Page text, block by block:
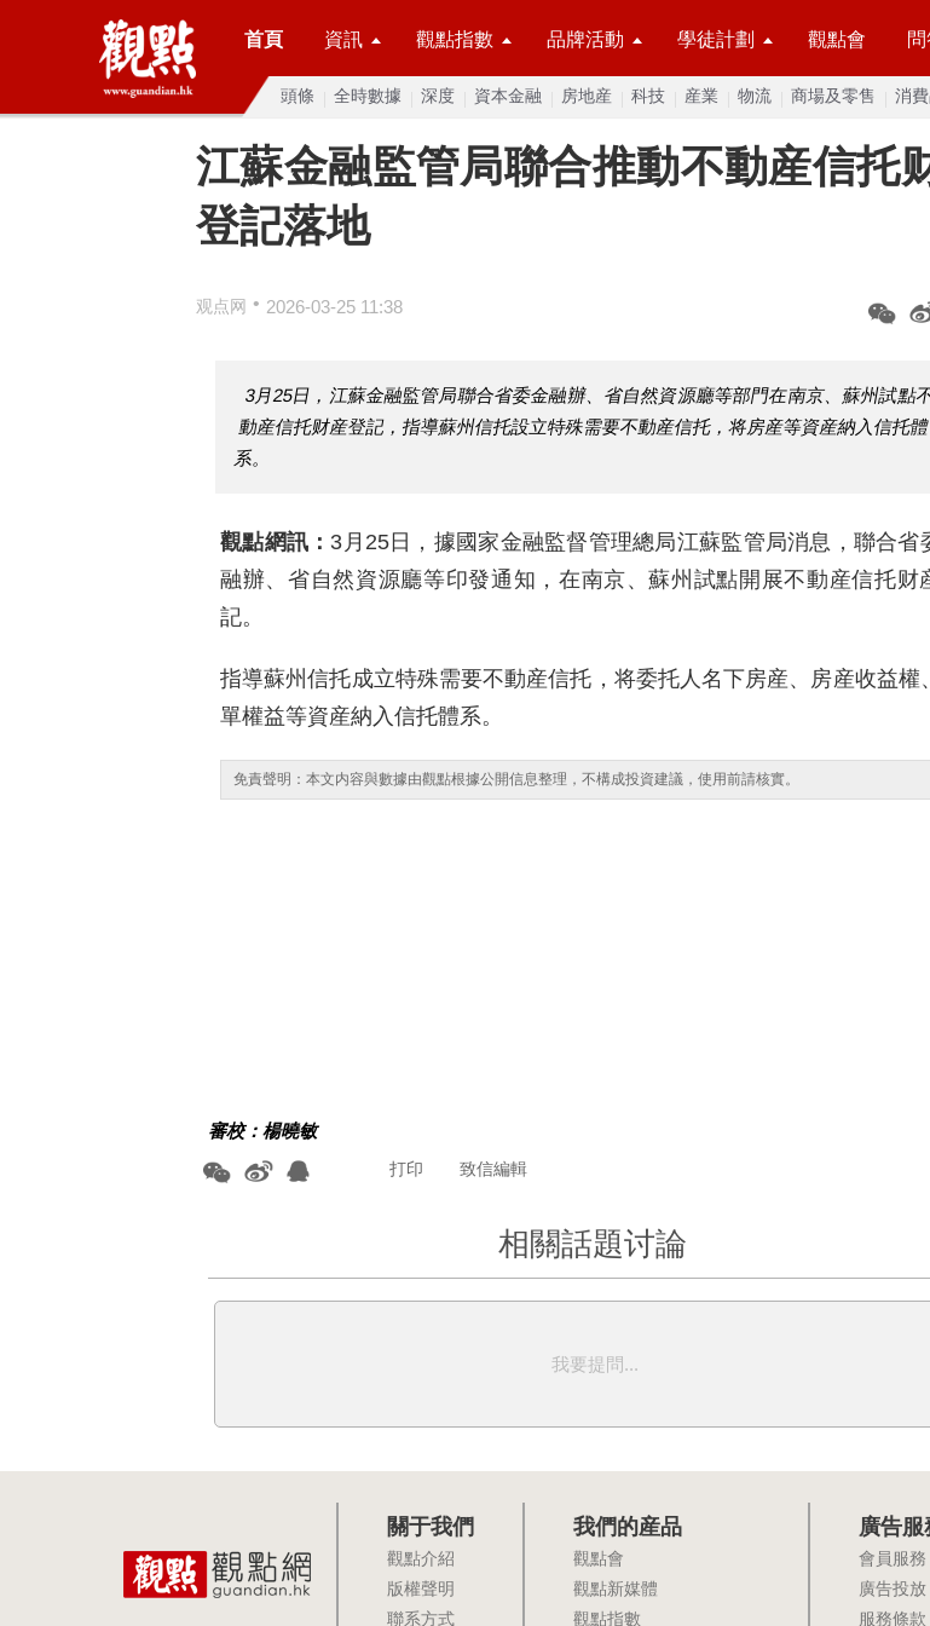
首頁 資訊 觀點指數 品牌活動 學徒計劃 觀點會
頭條 全時數據 深度 資本金融 房地産 科技 産業 物流 商場及零售 消
江蘇金融監管局聯合推動不動産信托
登記落地
观点网 • 2026-03-25 11:38
3月25日，江蘇金融監管局聯合省委金融辦、省自然資源廳等部門在南京、蘇州試點
動産信托财産登記，指導蘇州信托設立特殊需要不動産信托，将房産等資産納入信托體
系。
觀點網訊： 3月25日，據國家金融監督管理總局江蘇監管局消息，聯合省
融辦、省自然資源廳等印發通知，在南京、蘇州試點開展不動産信托财
記。
指導蘇州信托成立特殊需要不動産信托，将委托人名下房産、房産收益權
單權益等資産納入信托體系。
免責聲明：本文内容與數據由觀點根據公開信息整理，不構成投資建議，使用前請核實。
審校：楊曉敏
致信編輯
打印
相關話題讨論
我要提問...
關于我們
觀點介紹
版權聲明
聯系方式
我們的産品
觀點會
觀點新媒體
觀點指數
廣告服
會員服務
廣告投放
服務條款